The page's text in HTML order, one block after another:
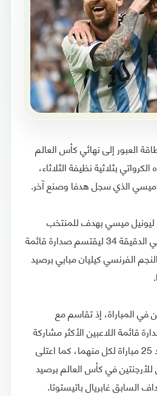
العبور إلى نهائي كأس العالم
الكرواتي بثلاثية نظيفة الثلاثاء،
ميسي الذي سجل هدفا وصنع آخر.
ميسي بهدف للمنتخب
الأرجنتيني من ركلة جزاء في الدقيقة 34 ليقتسم صدارة قائمة
الفرنسي كيليان مبابي برصيد
المباراة، إذ تقاسم مع
قائمة اللاعبين الأكثر مشاركة
في تاريخ المونديال برصيد 25 مباراة لكل منهما، كما اعتلى
للأرجنتين في كأس العالم برصيد